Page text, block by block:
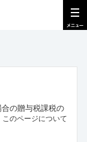
の贈与税課税の
このページについて